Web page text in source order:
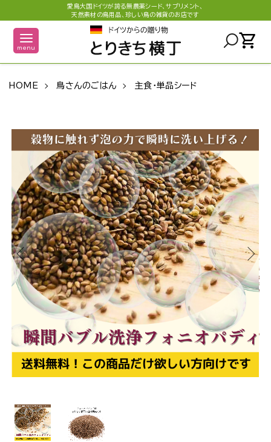
愛鳥大国ドイツが誇る無農薬シード、サプリメント、
天然素材の鳥用品、珍しい鳥の雑貨のお店です
menu shopping_cart
HOME 鳥さんのごはん 主食・単品シード